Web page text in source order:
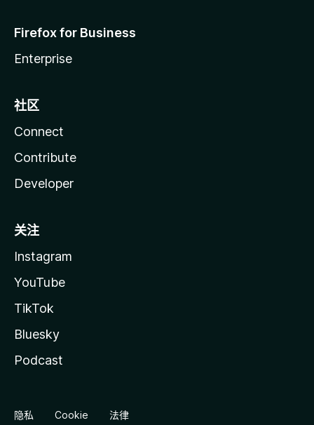
Firefox for Business
Enterprise
社区
Connect
Contribute
Developer
关注
Instagram
YouTube
TikTok
Bluesky
Podcast
隐私 Cookie 法律